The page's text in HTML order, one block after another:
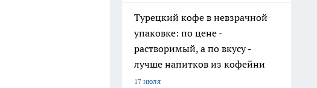
Турецкий кофе в невзрачной
упаковке: по цене -
растворимый, а по вкусу -
лучше напитков из кофейни
17 июля